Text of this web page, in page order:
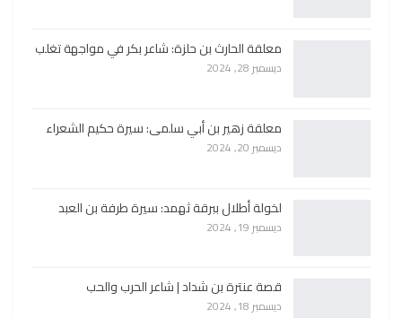
معلقة الحارث بن حلزة: شاعر بكر في مواجهة تغلب
ديسمبر 28, 2024
معلقة زهير بن أبي سلمى: سيرة حكيم الشعراء
ديسمبر 20, 2024
لخولة أطلال ببرقة ثهمد: سيرة طرفة بن العبد
ديسمبر 19, 2024
قصة عنترة بن شداد | شاعر الحرب والحب
ديسمبر 18, 2024